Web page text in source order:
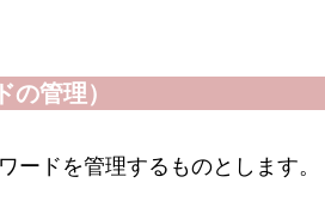
管理）
ドを管理するものとします。